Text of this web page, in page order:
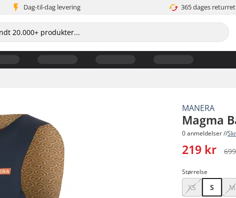
Dag-til-dag levering 365 dages returret
MANERA
Magma
0 anmeldelser //
219 kr
Størrelse
XS S M